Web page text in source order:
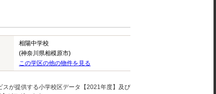
相陽中学校
(神奈川県相模原市)
この学区の他の物件を見る
が提供する小学校区データ【2021年度】及び